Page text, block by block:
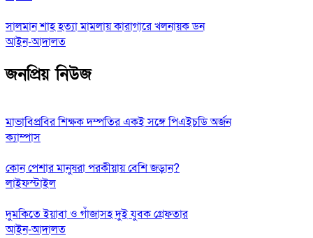
সালমান শাহ হত্যা মামলায় কারাগারে খলনায়ক ডন
আইন-আদালত
জনপ্রিয় নিউজ
মাভাবিপ্রবির শিক্ষক দম্পতির একই সঙ্গে পিএইচডি অর্জন
ক্যাম্পাস
কোন পেশার মানুষরা পরকীয়ায় বেশি জড়ান?
লাইফস্টাইল
দুমকিতে ইয়াবা ও গাঁজাসহ দুই যুবক গ্রেফতার
আইন-আদালত